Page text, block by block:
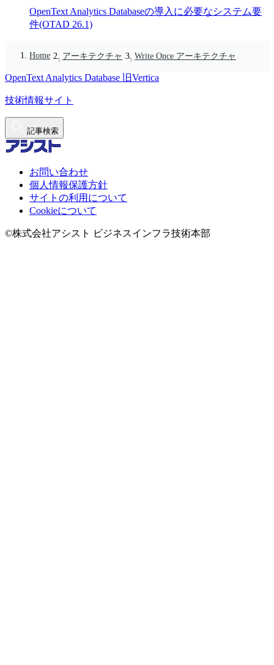
OpenText Analytics Databaseの導入に必要なシステム要
件(OTAD 26.1)
Home アーキテクチャ Write Once アーキテクチャ
OpenText Analytics Database 旧Vertica
技術情報サイト
記事検索
お問い合わせ
個人情報保護方針
サイトの利用について
Cookieについて
©株式会社アシスト ビジネスインフラ技術本部